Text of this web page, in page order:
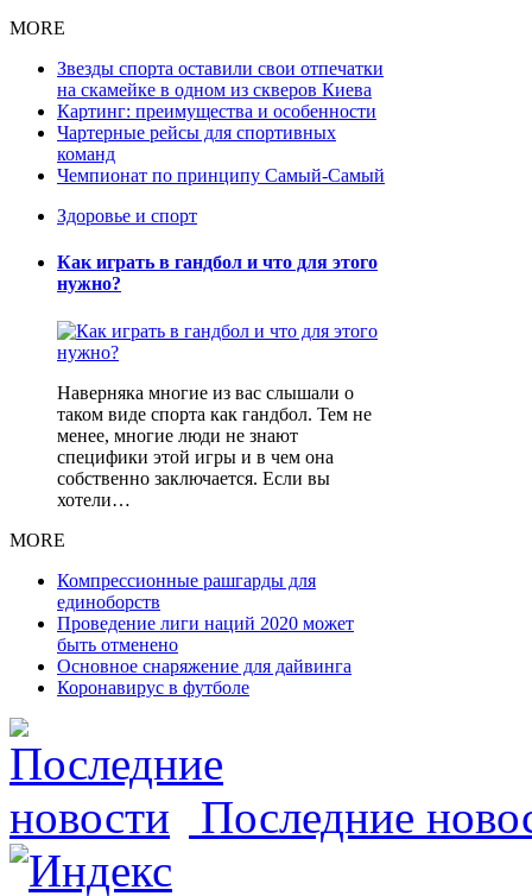
MORE
Звезды спорта оставили свои отпечатки
на скамейке в одном из скверов Киева
Картинг: преимущества и особенности
Чартерные рейсы для спортивных
команд
Чемпионат по принципу Самый-Самый
Здоровье и спорт
Как играть в гандбол и что для этого
нужно?
Наверняка многие из вас слышали о
таком виде спорта как гандбол. Тем не
менее, многие люди не знают
специфики этой игры и в чем она
собственно заключается. Если вы
хотели…
MORE
Компрессионные рашгарды для
единоборств
Проведение лиги наций 2020 может
быть отменено
Основное снаряжение для дайвинга
Коронавирус в футболе
Последние